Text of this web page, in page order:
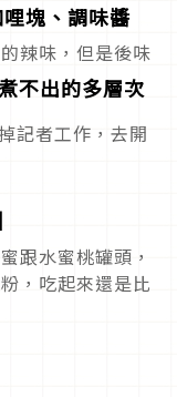
塊、調味醬
辣味，但是後味
不出的多層次
記者工作，去開
跟水蜜桃罐頭，
，吃起來還是比